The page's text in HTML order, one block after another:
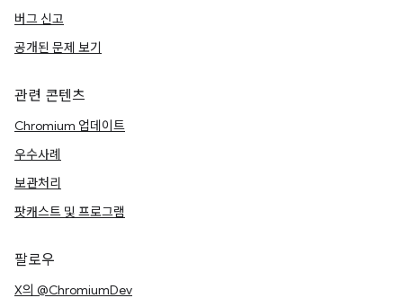
버그 신고
공개된 문제 보기
관련 콘텐츠
Chromium 업데이트
우수사례
보관처리
팟캐스트 및 프로그램
팔로우
X의 @ChromiumDev